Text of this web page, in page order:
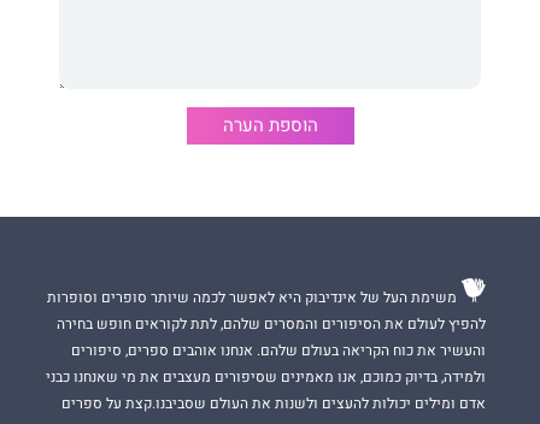
זהו ספרו השני אחרי שספרו הראשון "כל מה שבין נח לקרפיון" יצא
הוספת הערה
משימת העל של אינדיבוק היא לאפשר לכמה שיותר סופרים וסופרות
להפיץ לעולם את הסיפורים והמסרים שלהם, לתת לקוראים חופש בחירה
והעשיר את כוח הקריאה בעולם שלהם. אנחנו אוהבים ספרים, סיפורים
ולמידה, בדיוק כמוכם, אנו מאמינים שסיפורים מעצבים את מי שאנחנו כבני
אדם ומילים יכולות להעצים ולשנות את העולם שסביבנו.קצת על ספרים